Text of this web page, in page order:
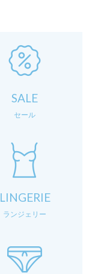
SALE
セール
LINGERIE
ランジェリー